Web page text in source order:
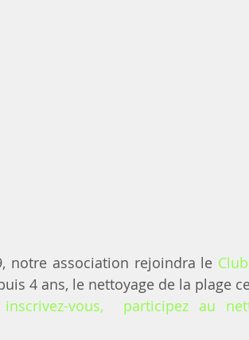
notre association rejoindra le
4 ans, le nettoyage de la plage
inscrivez-vous,  participez au